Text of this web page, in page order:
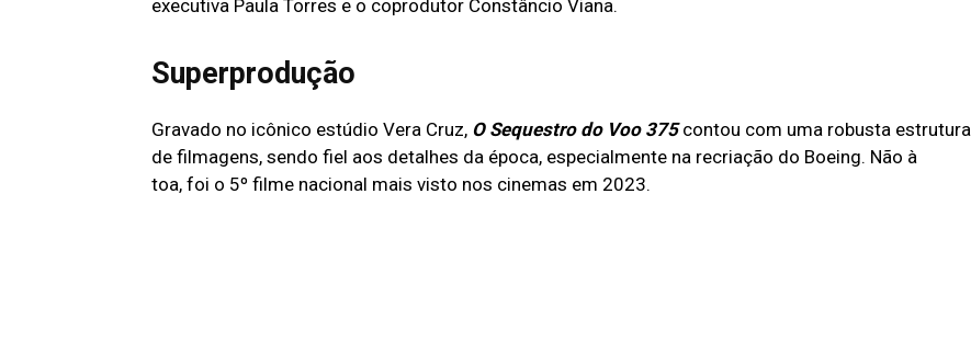
executiva Paula Torres e o coprodutor Constâncio Viana.
Superprodução
Gravado no icônico estúdio Vera Cruz, O Sequestro do Voo 375contou com uma robusta estrutura
de filmagens, sendo fiel aos detalhes da época, especialmente na recriação do Boeing. Não à
toa, foi o 5º filme nacional mais visto nos cinemas em 2023.